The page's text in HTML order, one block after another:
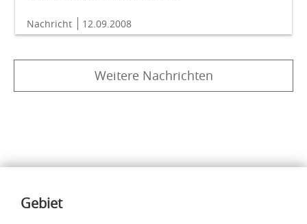
Nachricht 12.09.2008
Weitere Nachrichten
Inhalte
Gebiet